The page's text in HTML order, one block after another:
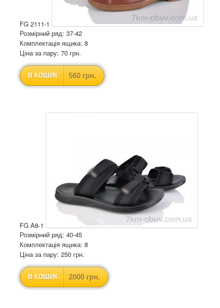
FG 2111-1
Розмірний ряд: 37-42
Комплектація ящика: 8
Ціна за пару: 70 грн.
В КОШИК 560 грн.
FG A8-1
Розмірний ряд: 40-45
Комплектація ящика: 8
Ціна за пару: 250 грн.
В КОШИК 2000 грн.